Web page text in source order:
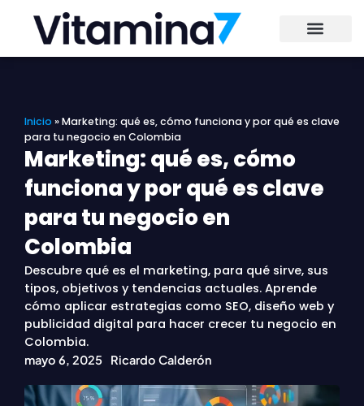
contenido
Inicio »Marketing: qué es, cómo funciona y por qué es clave
para tu negocio en Colombia
Marketing: qué es, cómo
funciona y por qué es clave
para tu negocio en
Colombia
Descubre qué es el marketing, para qué sirve, sus
tipos, objetivos y tendencias actuales. Aprende
cómo aplicar estrategias como SEO, diseño web y
publicidad digital para hacer crecer tu negocio en
Colombia.
mayo 6, 2025 Ricardo Calderón